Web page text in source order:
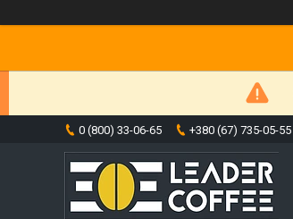
0 (800) 33-06-65 +380 (67) 735-05-55